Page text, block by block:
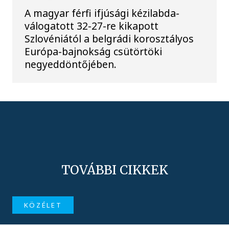
A magyar férfi ifjúsági kézilabda-
válogatott 32-27-re kikapott
Szlovéniától a belgrádi korosztályos
Európa-bajnokság csütörtöki
negyeddöntőjében.
TOVÁBBI CIKKEK
KÖZÉLET